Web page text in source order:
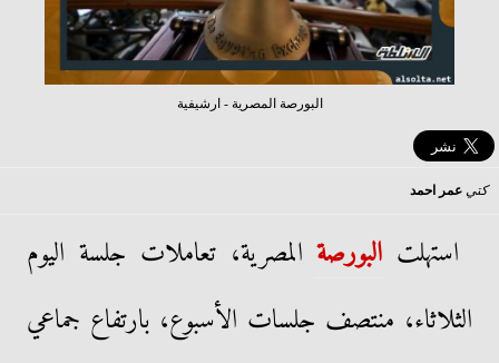
البورصة المصرية - ارشيفية
كتي عمر احمد
استهلت البورصةالمصرية، تعاملات جلسة اليوم
الثلاثاء، منتصف جلسات الأسبوع، بارتفاع جماعي